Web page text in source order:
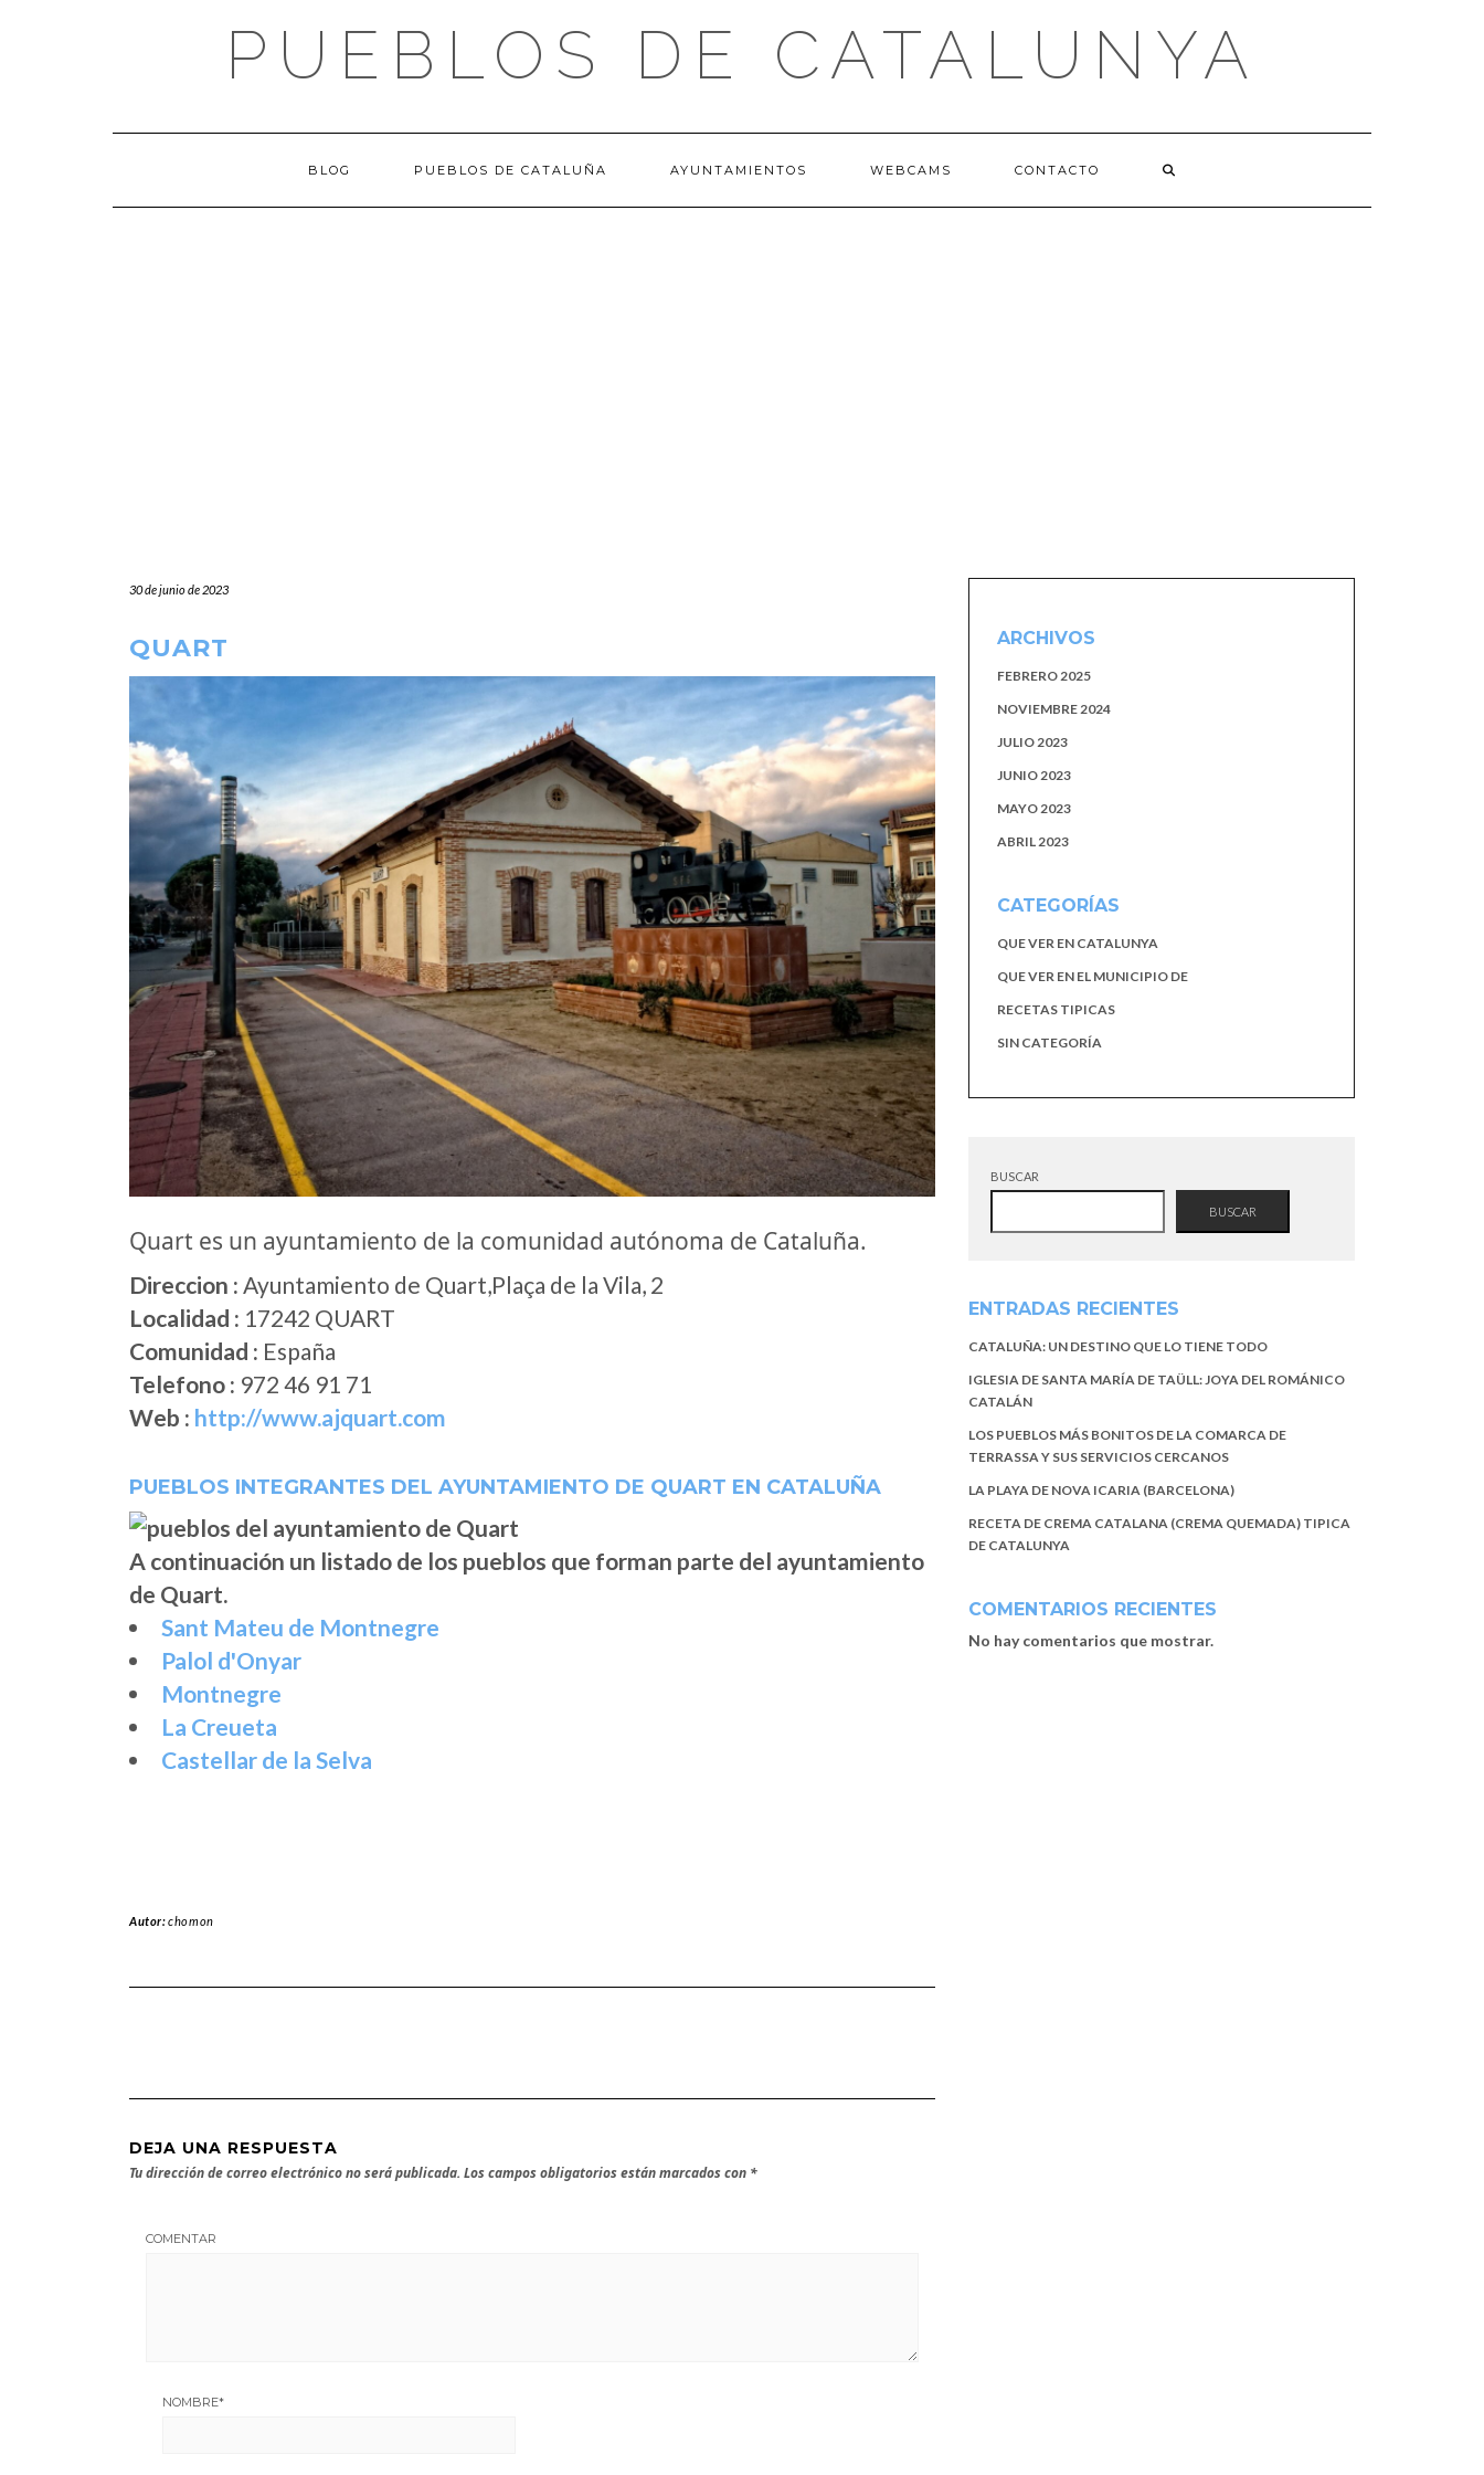
PUEBLOS DE CATALUNYA
BLOG PUEBLOS DE CATALUÑA AYUNTAMIENTOS WEBCAMS CONTACTO
30 de junio de 2023
QUART
Quart es un ayuntamiento de la comunidad autónoma de Cataluña.
Direccion : Ayuntamiento de Quart,Plaça de la Vila, 2
Localidad : 17242 QUART
Comunidad : España
Telefono : 972 46 91 71
Web : http://www.ajquart.com
PUEBLOS INTEGRANTES DEL AYUNTAMIENTO DE QUART EN CATALUÑA
A continuación un listado de los pueblos que forman parte del ayuntamiento
de Quart.
Sant Mateu de Montnegre
Palol d'Onyar
Montnegre
La Creueta
Castellar de la Selva
Autor:chomon
DEJA UNA RESPUESTA
Tu dirección de correo electrónico no será publicada. Los campos obligatorios están marcados con *
COMENTAR
NOMBRE*
ARCHIVOS
FEBRERO 2025
NOVIEMBRE 2024
JULIO 2023
JUNIO 2023
MAYO 2023
ABRIL 2023
CATEGORÍAS
QUE VER EN CATALUNYA
QUE VER EN EL MUNICIPIO DE
RECETAS TIPICAS
SIN CATEGORÍA
BUSCAR
BUSCAR
ENTRADAS RECIENTES
CATALUÑA: UN DESTINO QUE LO TIENE TODO
IGLESIA DE SANTA MARÍA DE TAÜLL: JOYA DEL ROMÁNICO
CATALÁN
LOS PUEBLOS MÁS BONITOS DE LA COMARCA DE
TERRASSA Y SUS SERVICIOS CERCANOS
LA PLAYA DE NOVA ICARIA (BARCELONA)
RECETA DE CREMA CATALANA (CREMA QUEMADA) TIPICA
DE CATALUNYA
COMENTARIOS RECIENTES
No hay comentarios que mostrar.